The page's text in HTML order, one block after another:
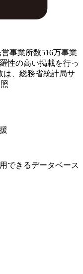
事業所数516万事業
性の高い掲載を行っ
は、総務省統計局サ
できるデータベース